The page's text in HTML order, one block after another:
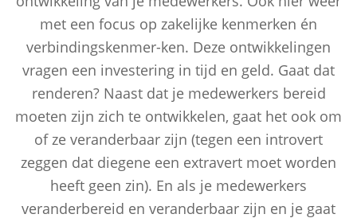
met een focus op zakelijke kenmerken én
verbindingskenmer-ken. Deze ontwikkelingen
vragen een investering in tijd en geld. Gaat dat
renderen? Naast dat je medewerkers bereid
moeten zijn zich te ontwikkelen, gaat het ook om
of ze veranderbaar zijn (tegen een introvert
zeggen dat diegene een extravert moet worden
heeft geen zin). En als je medewerkers
veranderbereid en veranderbaar zijn en je gaat